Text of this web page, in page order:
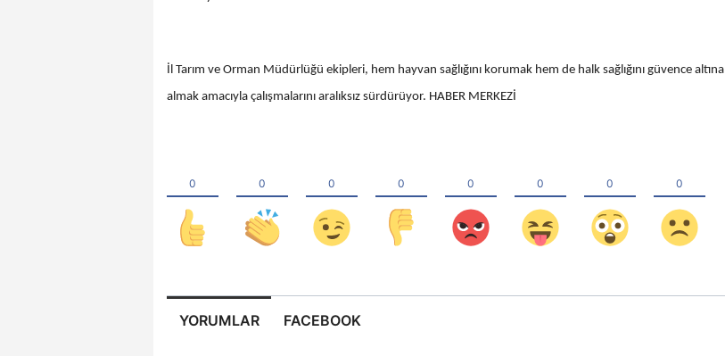
İl Tarım ve Orman Müdürlüğü ekipleri, hem hayvan sağlığını korumak hem de halk sağlığını güvence altına
almak amacıyla çalışmalarını aralıksız sürdürüyor. HABER MERKEZİ
YORUMLAR FACEBOOK